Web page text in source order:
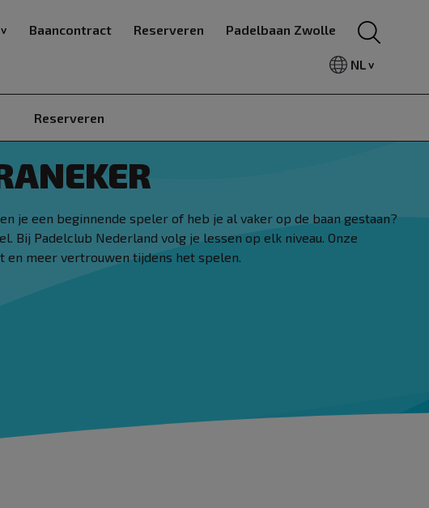
Baancontract Reserveren Padelbaan Zwolle
NL
Reserveren
je een beginnende speler of heb je al vaker op de baan gestaan?
Bij Padelclub Nederland volg je lessen op elk niveau. Onze
meer vertrouwen tijdens het spelen.